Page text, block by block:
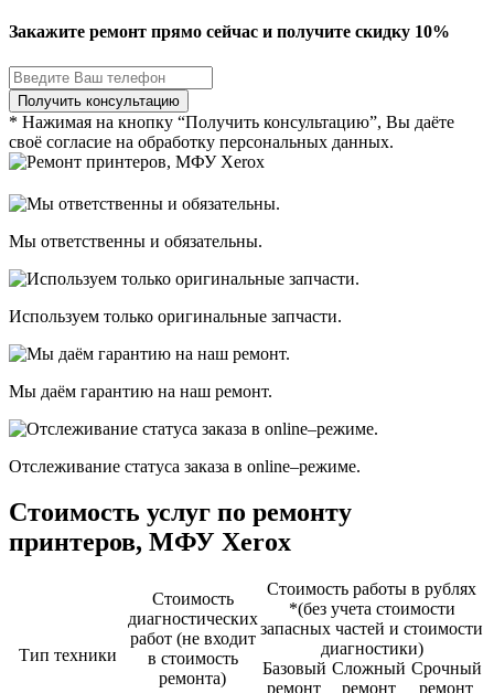
Закажите ремонт прямо сейчас и получите скидку 10%
* Нажимая на кнопку “Получить консультацию”, Вы даёте
своё согласие на обработку персональных данных.
Мы ответственны и обязательны.
Используем только оригинальные запчасти.
Мы даём гарантию на наш ремонт.
Отслеживание статуса заказа в оnline–режиме.
Стоимость услуг по ремонту
принтеров, МФУ Xerox
Тип техники
Стоимость
диагностичеcких
работ (не входит
в стоимость
ремонта)
Стоимость работы в рублях
*(без учета стоимости
запасных частей и стоимости
диагностики)
Базовый
ремонт
Сложный
ремонт
Срочный
ремонт